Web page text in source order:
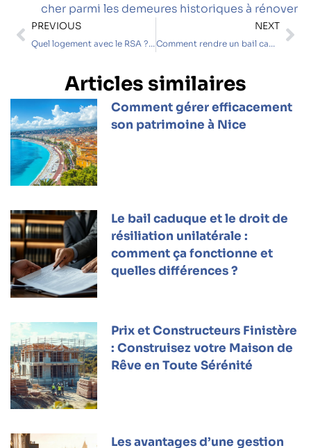
cher parmi les demeures historiques à rénover
PREVIOUS
Quel logement avec le RSA ? Les solutions pour se loger à moindre coût
NEXT
Comment rendre un bail caduque ? Procédures et délais de remboursement du dépôt de garantie
Articles similaires
Comment gérer efficacement
son patrimoine à Nice
Le bail caduque et le droit de
résiliation unilatérale :
comment ça fonctionne et
quelles différences ?
Prix et Constructeurs Finistère
: Construisez votre Maison de
Rêve en Toute Sérénité
Les avantages d’une gestion